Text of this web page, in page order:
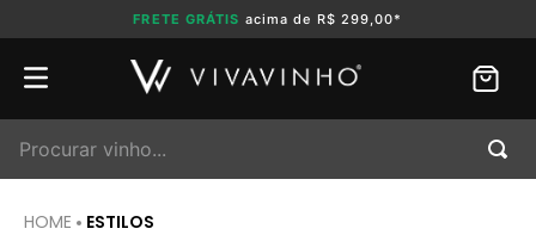
FRETE GRÁTIS acima de R$ 299,00*
ESTILOS